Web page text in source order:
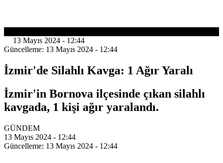
13 Mayıs 2024 - 12:44
Güncelleme: 13 Mayıs 2024 - 12:44
İzmir'de Silahlı Kavga: 1 Ağır Yaralı
İzmir'in Bornova ilçesinde çıkan silahlı
kavgada, 1 kişi ağır yaralandı.
GÜNDEM
13 Mayıs 2024 - 12:44
Güncelleme: 13 Mayıs 2024 - 12:44